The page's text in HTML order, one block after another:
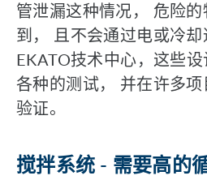
管泄漏这种情况， 危险的
到， 且不会通过电或冷
EKATO技术中心，这些
各种的测试， 并在许多
验证。
搅拌系统 - 需要高的